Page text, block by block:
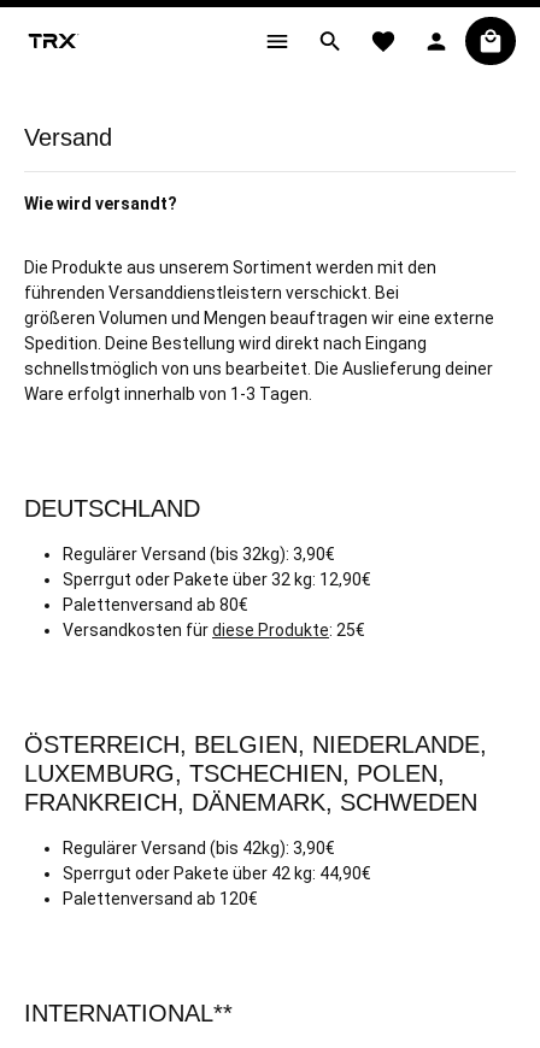
springen
Versand
Wie wird versandt?
Die Produkte aus unserem Sortiment werden mit den
führenden Versanddienstleistern verschickt. Bei
größeren Volumen und Mengen beauftragen wir eine externe
Spedition. Deine Bestellung wird direkt nach Eingang
schnellstmöglich von uns bearbeitet. Die Auslieferung deiner
Ware erfolgt innerhalb von 1-3 Tagen.
DEUTSCHLAND
Regulärer Versand (bis 32kg): 3,90€
Sperrgut oder Pakete über 32 kg: 12,90€
Palettenversand ab 80€
Versandkosten fürdiese Produkte: 25€
ÖSTERREICH, BELGIEN, NIEDERLANDE,
LUXEMBURG, TSCHECHIEN, POLEN,
FRANKREICH, DÄNEMARK, SCHWEDEN
Regulärer Versand (bis 42kg): 3,90€
Sperrgut oder Pakete über 42 kg: 44,90€
Palettenversand ab 120€
INTERNATIONAL**